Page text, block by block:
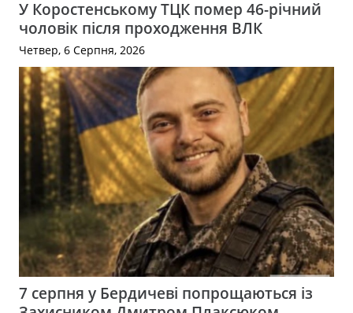
У Коростенському ТЦК помер 46-річний
чоловік після проходження ВЛК
Четвер, 6 Серпня, 2026
7 серпня у Бердичеві попрощаються із